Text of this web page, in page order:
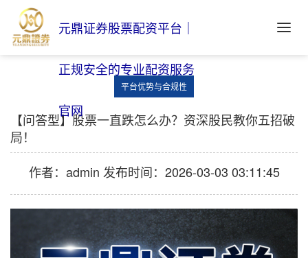
元鼎证券股票配资平台｜
正规安全的专业配资服务
官网
平台优势与合规性
【问答型】股票一直跌怎么办？资深股民教你五招破
局！
作者：admin 发布时间：2026-03-03 03:11:45